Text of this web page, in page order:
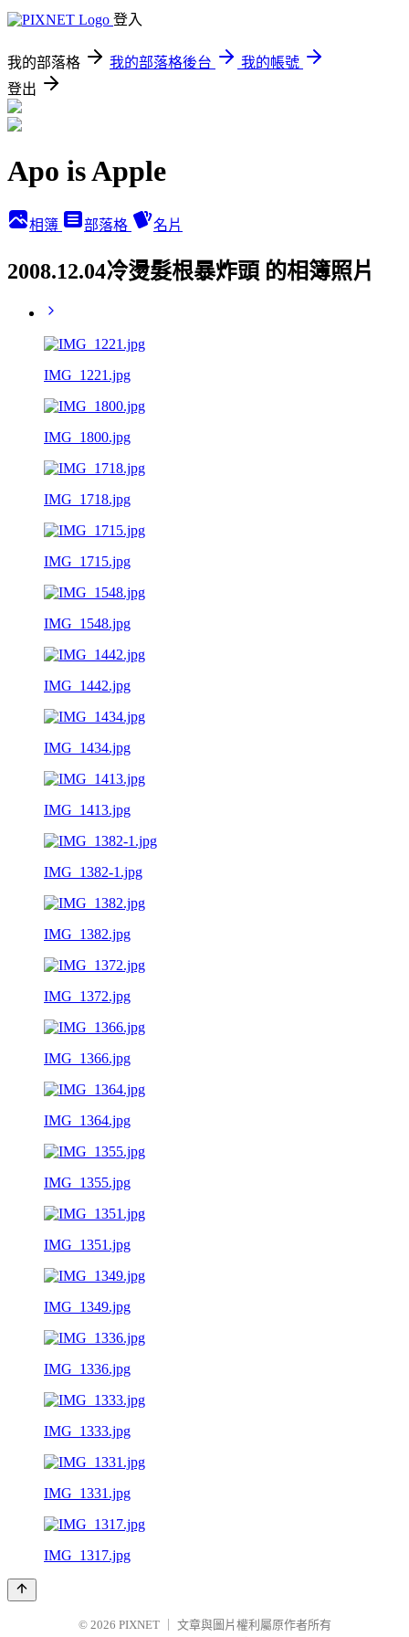
登入
我的部落格 我的部落格後台
我的帳號
登出
Apo is Apple
相簿 部落格 名片
2008.12.04冷燙髮根暴炸頭 的相簿照片
IMG_1221.jpg
IMG_1800.jpg
IMG_1718.jpg
IMG_1715.jpg
IMG_1548.jpg
IMG_1442.jpg
IMG_1434.jpg
IMG_1413.jpg
IMG_1382-1.jpg
IMG_1382.jpg
IMG_1372.jpg
IMG_1366.jpg
IMG_1364.jpg
IMG_1355.jpg
IMG_1351.jpg
IMG_1349.jpg
IMG_1336.jpg
IMG_1333.jpg
IMG_1331.jpg
IMG_1317.jpg
© 2026 PIXNET
文章與圖片權利屬原作者所有